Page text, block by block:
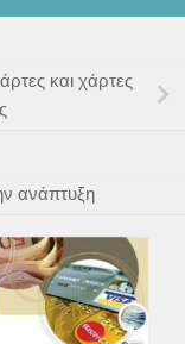
και χάρτες
ανάπτυξη